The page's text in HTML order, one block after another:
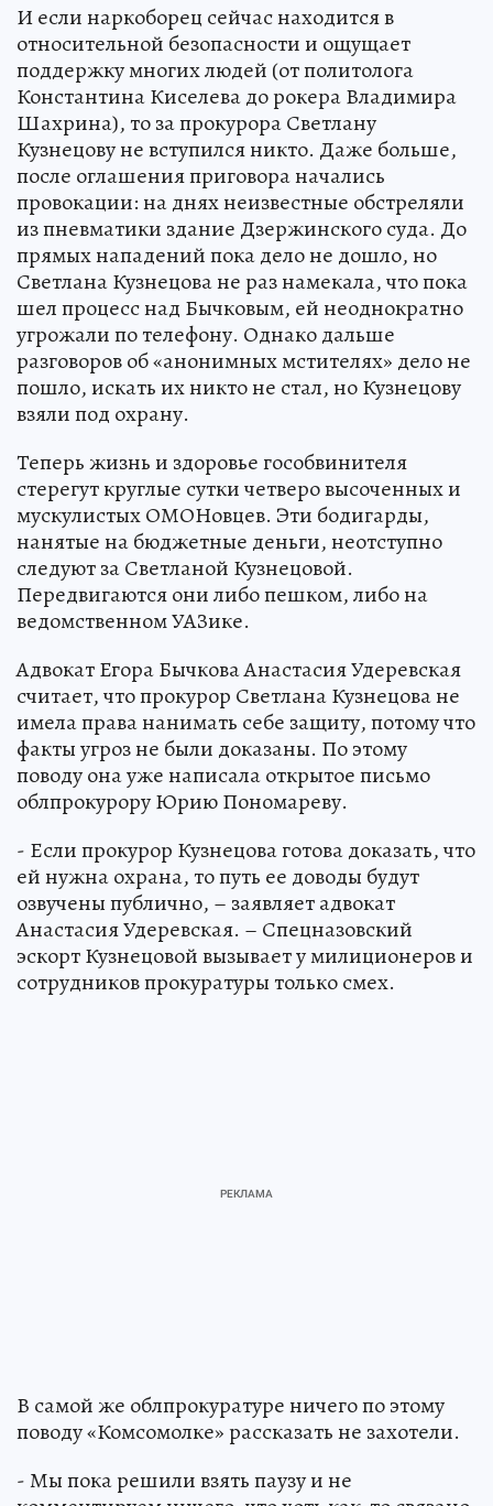
И если наркоборец сейчас находится в
относительной безопасности и ощущает
поддержку многих людей (от политолога
Константина Киселева до рокера Владимира
Шахрина), то за прокурора Светлану
Кузнецову не вступился никто. Даже больше,
после оглашения приговора начались
провокации: на днях неизвестные обстреляли
из пневматики здание Дзержинского суда. До
прямых нападений пока дело не дошло, но
Светлана Кузнецова не раз намекала, что пока
шел процесс над Бычковым, ей неоднократно
угрожали по телефону. Однако дальше
разговоров об «анонимных мстителях» дело не
пошло, искать их никто не стал, но Кузнецову
взяли под охрану.
Теперь жизнь и здоровье гособвинителя
стерегут круглые сутки четверо высоченных и
мускулистых ОМОНовцев. Эти бодигарды,
нанятые на бюджетные деньги, неотступно
следуют за Светланой Кузнецовой.
Передвигаются они либо пешком, либо на
ведомственном УАЗике.
Адвокат Егора Бычкова Анастасия Удеревская
считает, что прокурор Светлана Кузнецова не
имела права нанимать себе защиту, потому что
факты угроз не были доказаны. По этому
поводу она уже написала открытое письмо
облпрокурору Юрию Пономареву.
- Если прокурор Кузнецова готова доказать, что
ей нужна охрана, то путь ее доводы будут
озвучены публично, – заявляет адвокат
Анастасия Удеревская. – Спецназовский
эскорт Кузнецовой вызывает у милиционеров и
сотрудников прокуратуры только смех.
В самой же облпрокуратуре ничего по этому
поводу «Комсомолке» рассказать не захотели.
- Мы пока решили взять паузу и не